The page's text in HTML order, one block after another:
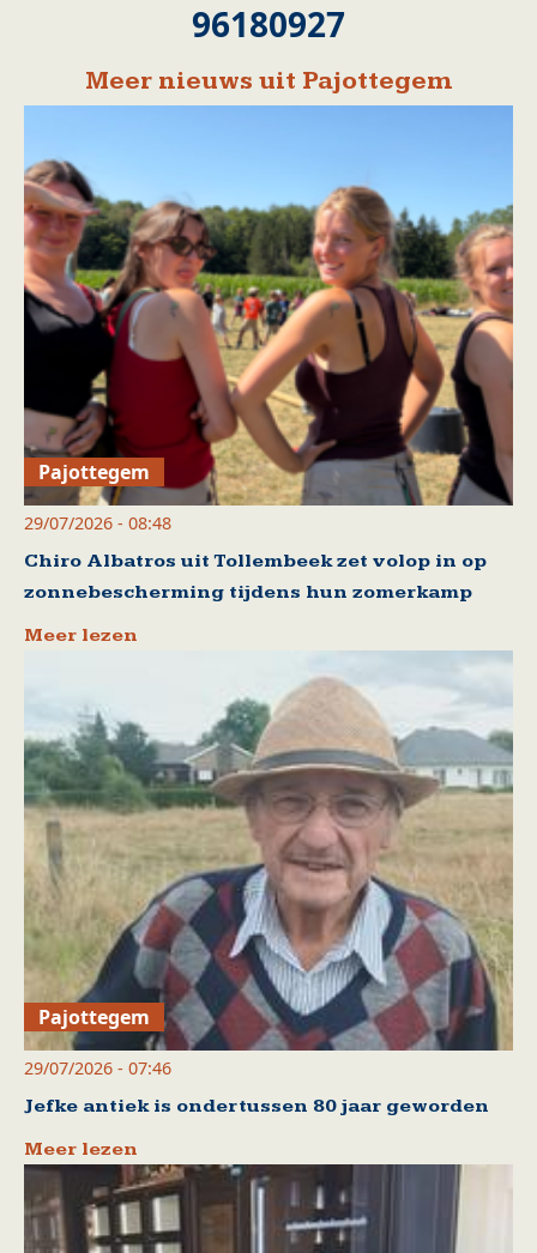
96180927
Meer nieuws uit Pajottegem
Pajottegem
29/07/2026 - 08:48
Chiro Albatros uit Tollembeek zet volop in op
zonnebescherming tijdens hun zomerkamp
Meer lezen
Pajottegem
29/07/2026 - 07:46
Jefke antiek is ondertussen 80 jaar geworden
Meer lezen